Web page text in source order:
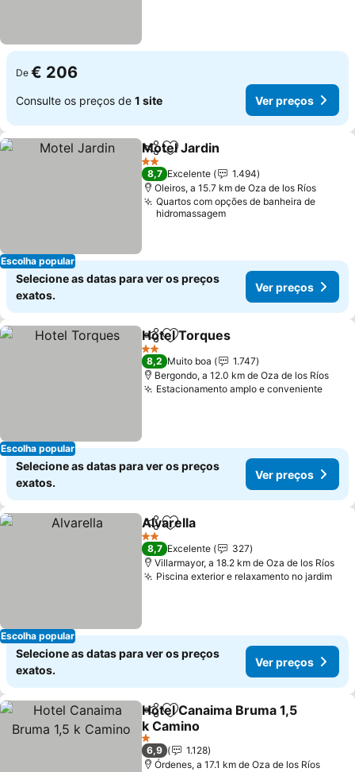
De € 206
Consulte os preços de 1 site Ver preços
Escolha popular
PartilharAdicionar aos favoritos
Motel Jardin
2 Estrelas
8,7 Excelente
1.494
Oleiros, a 15.7 km de Oza de los Ríos
Quartos com opções de banheira de
hidromassagem
Selecione as datas para ver os preços
exatos.
Ver preços
Escolha popular
PartilharAdicionar aos favoritos
Hotel Torques
2 Estrelas
8,2 Muito boa
1.747
Bergondo, a 12.0 km de Oza de los Ríos
Estacionamento amplo e convenienteVer
Selecione as datas para ver os preços
exatos.
Ver preços
Escolha popular
PartilharAdicionar aos favoritos
Alvarella
2 Estrelas
8,7 Excelente
327
Villarmayor, a 18.2 km de Oza de los Ríos
Piscina exterior e relaxamento no jardim
Selecione as datas para ver os preços
exatos.
Ver preços
PartilharAdicionar aos favoritos
Hotel Canaima Bruma 1,5
k Camino
Ver preços
1 Estrelas
6,9
1.128
Órdenes, a 17.1 km de Oza de los Ríos